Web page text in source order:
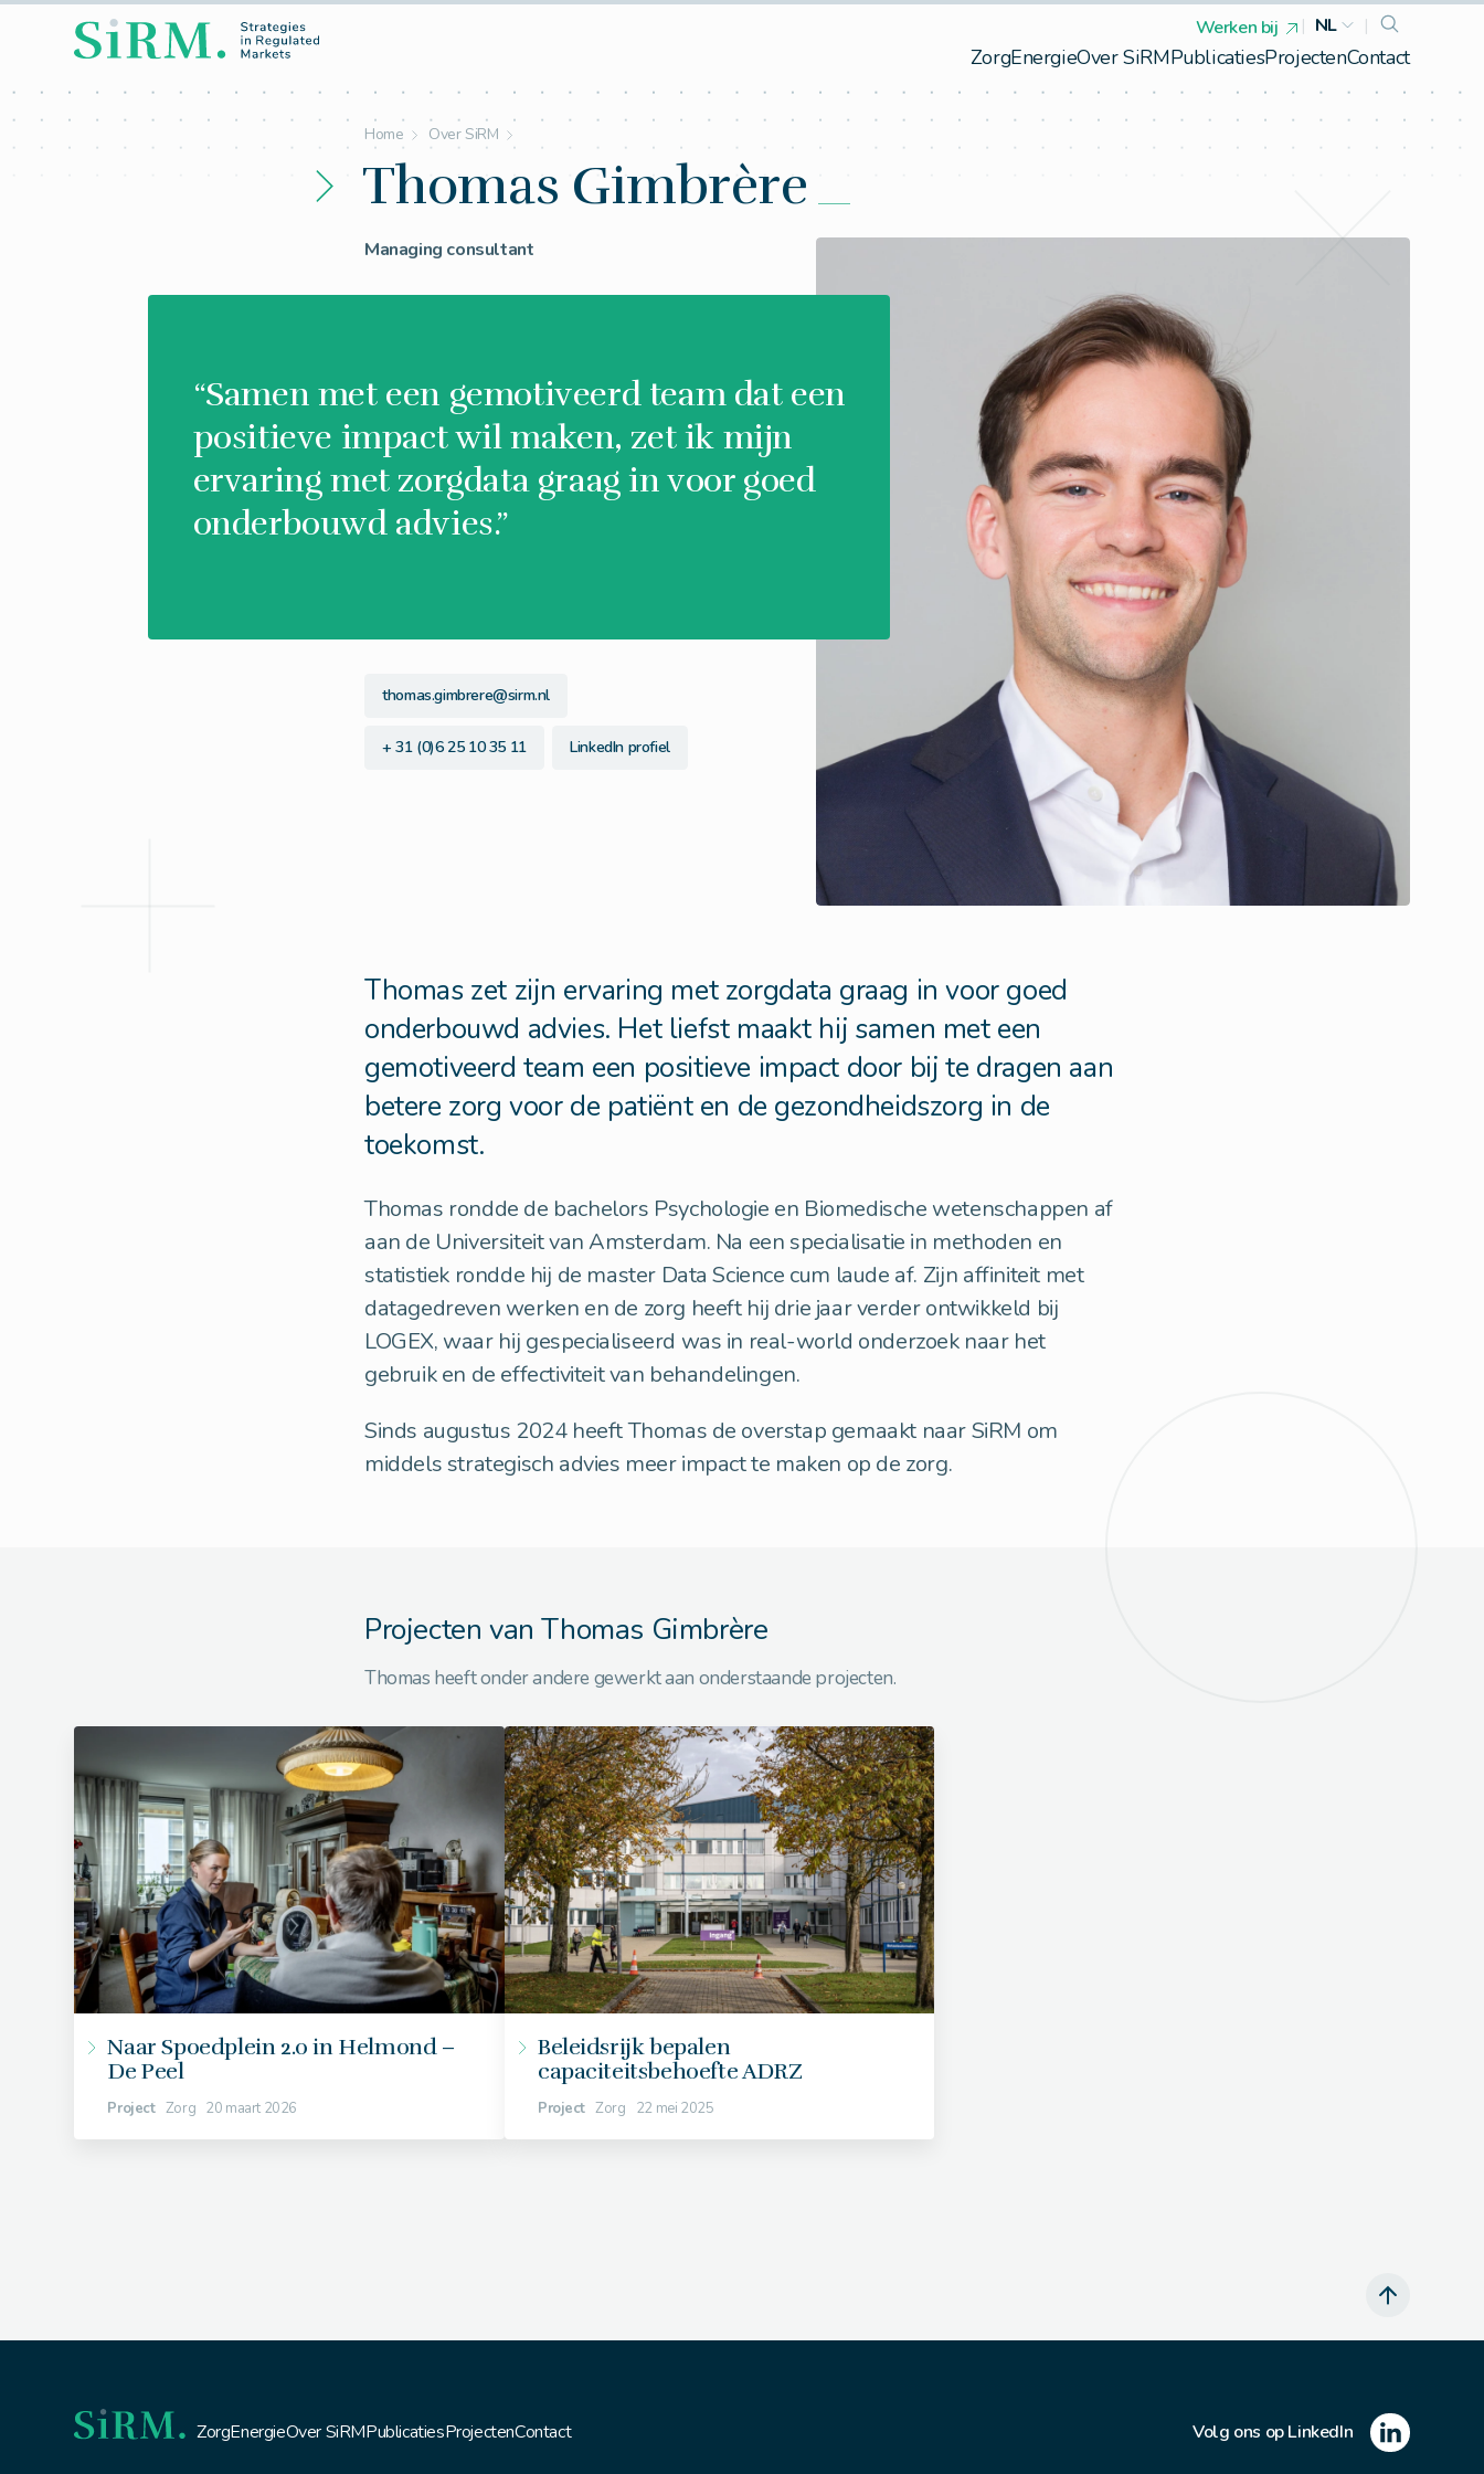
Werken bij | NL |
ZorgEnergieOver SiRMPublicatiesProjectenContact
Home Over SiRM
Thomas Gimbrère
Managing consultant
“Samen met een gemotiveerd team dat een
positieve impact wil maken, zet ik mijn
ervaring met zorgdata graag in voor goed
onderbouwd advies.”
thomas.gimbrere@sirm.nl
+ 31 (0)6 25 10 35 11 LinkedIn profiel
Thomas zet zijn ervaring met zorgdata graag in voor goed
onderbouwd advies. Het liefst maakt hij samen met een
gemotiveerd team een positieve impact door bij te dragen aan
betere zorg voor de patiënt en de gezondheidszorg in de
toekomst.
Thomas rondde de bachelors Psychologie en Biomedische wetenschappen af
aan de Universiteit van Amsterdam. Na een specialisatie in methoden en
statistiek rondde hij de master Data Science cum laude af. Zijn affiniteit met
datagedreven werken en de zorg heeft hij drie jaar verder ontwikkeld bij
LOGEX, waar hij gespecialiseerd was in real-world onderzoek naar het
gebruik en de effectiviteit van behandelingen.
Sinds augustus 2024 heeft Thomas de overstap gemaakt naar SiRM om
middels strategisch advies meer impact te maken op de zorg.
Projecten van Thomas Gimbrère
Thomas heeft onder andere gewerkt aan onderstaande projecten.
Naar Spoedplein 2.0 in Helmond –
De Peel
Project Zorg 20 maart 2026
Beleidsrijk bepalen
capaciteitsbehoefte ADRZ
Project Zorg 22 mei 2025
ZorgEnergieOver SiRMPublicatiesProjectenContact Volg ons op LinkedIn